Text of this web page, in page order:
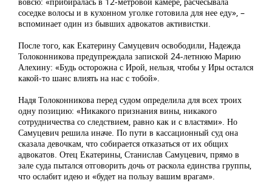
соседке волосы и в кухонном уголке готовила для нее еду», –
вспоминает один из бывших адвокатов активистки.
После того, как Екатерину Самуцевич освободили, Надежда
Толоконникова предупреждала запиской 24-летнюю Марию
Алехину: «Будь осторожна с Ирой, нельзя, чтобы у Иры остался
какой-то шанс влиять на нас с тобой».
Надя Толоконникова перед судом определила для всех троих
одну позицию: «Никакого признания вины, никакого
сотрудничества со следствием, равно как и с властями». Но
Самуцевич решила иначе. По пути в кассационный суд она
сказала девочкам, что собирается отказаться от их общих
адвокатов. Отец Екатерины, Станислав Самуцевич, прямо в
зале суда пытался отговорить дочь от раскола единства группы,
что ослабит идею и «будет на пользу вашим врагам».